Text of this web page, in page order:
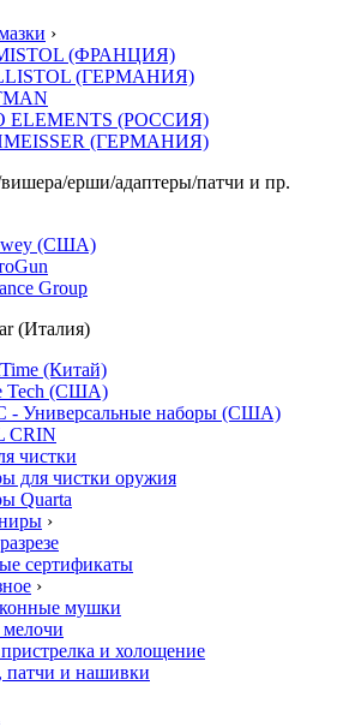
›
(ФРАНЦИЯ)
(ГЕРМАНИЯ)
ELEMENTS (РОССИЯ)
(ГЕРМАНИЯ)
ерши/адаптеры/патчи и пр.
(США)
Group
(Италия)
(Китай)
Tech (США)
- Универсальные наборы (США)
CRIN
чистки
для чистки оружия
Quarta
›
сертификаты
›
мушки
и холощение
и нашивки